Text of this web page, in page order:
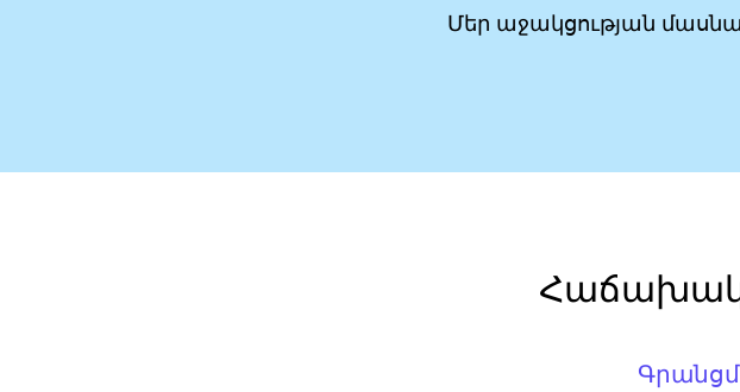
Մեր աջակցության